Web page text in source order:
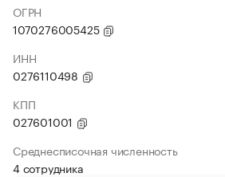
ОГРН
1070276005425
ИНН
0276110498
КПП
027601001
Среднесписочная численность
4 сотрудника